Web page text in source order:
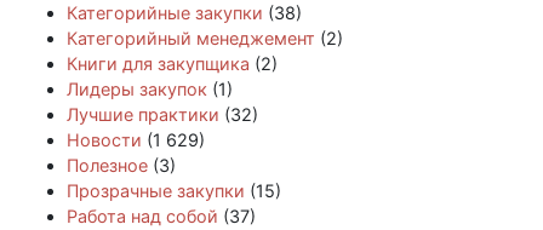
Категорийные закупки (38)
Категорийный менеджемент (2)
Книги для закупщика (2)
Лидеры закупок (1)
Лучшие практики (32)
Новости (1 629)
Полезное (3)
Прозрачные закупки (15)
Работа над собой (37)